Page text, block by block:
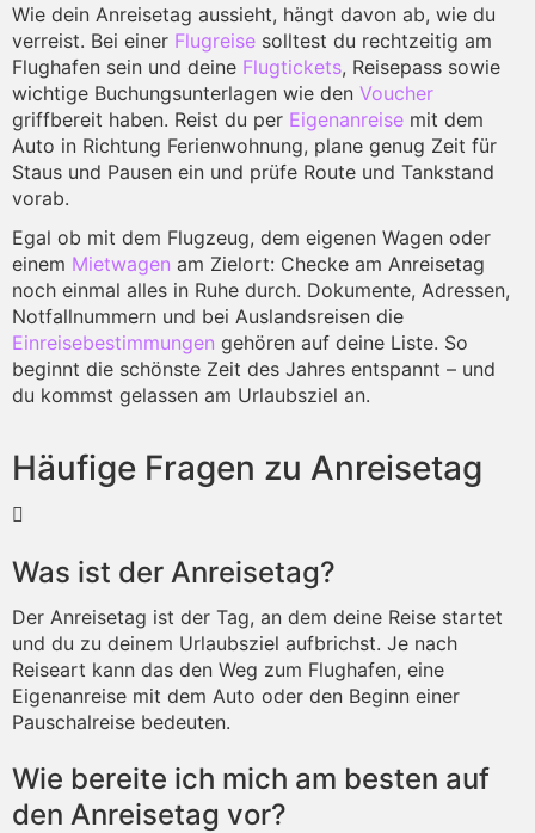
Wie dein Anreisetag aussieht, hängt davon ab, wie du
verreist. Bei einer Flugreise solltest du rechtzeitig am
Flughafen sein und deine Flugtickets, Reisepass sowie
wichtige Buchungsunterlagen wie den Voucher
griffbereit haben. Reist du per Eigenanreise mit dem
Auto in Richtung Ferienwohnung, plane genug Zeit für
Staus und Pausen ein und prüfe Route und Tankstand
vorab.
Egal ob mit dem Flugzeug, dem eigenen Wagen oder
einem Mietwagen am Zielort: Checke am Anreisetag
noch einmal alles in Ruhe durch. Dokumente, Adressen,
Notfallnummern und bei Auslandsreisen die
Einreisebestimmungen gehören auf deine Liste. So
beginnt die schönste Zeit des Jahres entspannt – und
du kommst gelassen am Urlaubsziel an.
Häufige Fragen zu Anreisetag
Was ist der Anreisetag?
Der Anreisetag ist der Tag, an dem deine Reise startet
und du zu deinem Urlaubsziel aufbrichst. Je nach
Reiseart kann das den Weg zum Flughafen, eine
Eigenanreise mit dem Auto oder den Beginn einer
Pauschalreise bedeuten.
Wie bereite ich mich am besten auf
den Anreisetag vor?